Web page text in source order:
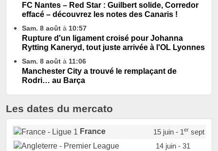
FC Nantes – Red Star : Guilbert solide, Corredor
effacé – découvrez les notes des Canaris !
Sam. 8 août à 10:57
Rupture d'un ligament croisé pour Johanna
Rytting Kaneryd, tout juste arrivée à l'OL Lyonnes
Sam. 8 août à 11:06
Manchester City a trouvé le remplaçant de
Rodri… au Barça
Les dates du mercato
France 15 juin - 1ersept
14 juin - 31